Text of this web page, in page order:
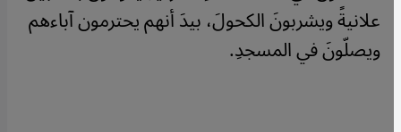
علانيةً ويشربونَ الكحولَ، بيدَ أنهم يحترمون آباءهم
ويصلّونَ في المسجدِ.